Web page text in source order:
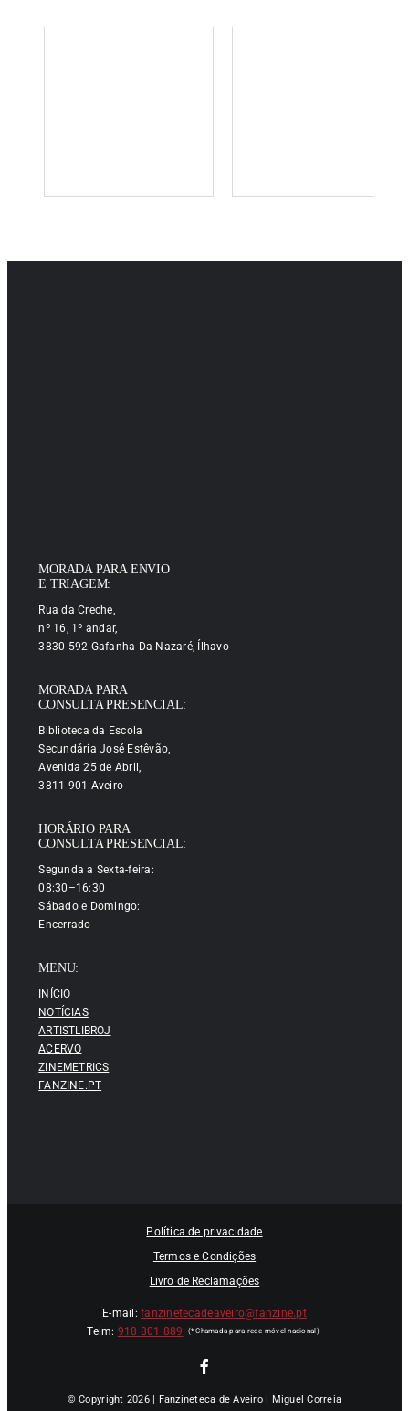
MORADA PARA ENVIO
E TRIAGEM:
Rua da Creche,
nº 16, 1º andar,
3830-592 Gafanha Da Nazaré, Ílhavo
MORADA PARA
CONSULTA PRESENCIAL:
Biblioteca da Escola
Secundária José Estêvão,
Avenida 25 de Abril,
3811-901 Aveiro
HORÁRIO PARA
CONSULTA PRESENCIAL:
Segunda a Sexta-feira:
08:30–16:30
Sábado e Domingo:
Encerrado
MENU:
INÍCIO
NOTÍCIAS
ARTISTLIBROJ
ACERVO
ZINEMETRICS
FANZINE.PT
Política de privacidade
Termos e Condições
Livro de Reclamações
E-mail:fanzinetecadeaveiro@fanzine.pt
Telm: 918 801 889
© Copyright 2026 | Fanzineteca de Aveiro | Miguel Correia